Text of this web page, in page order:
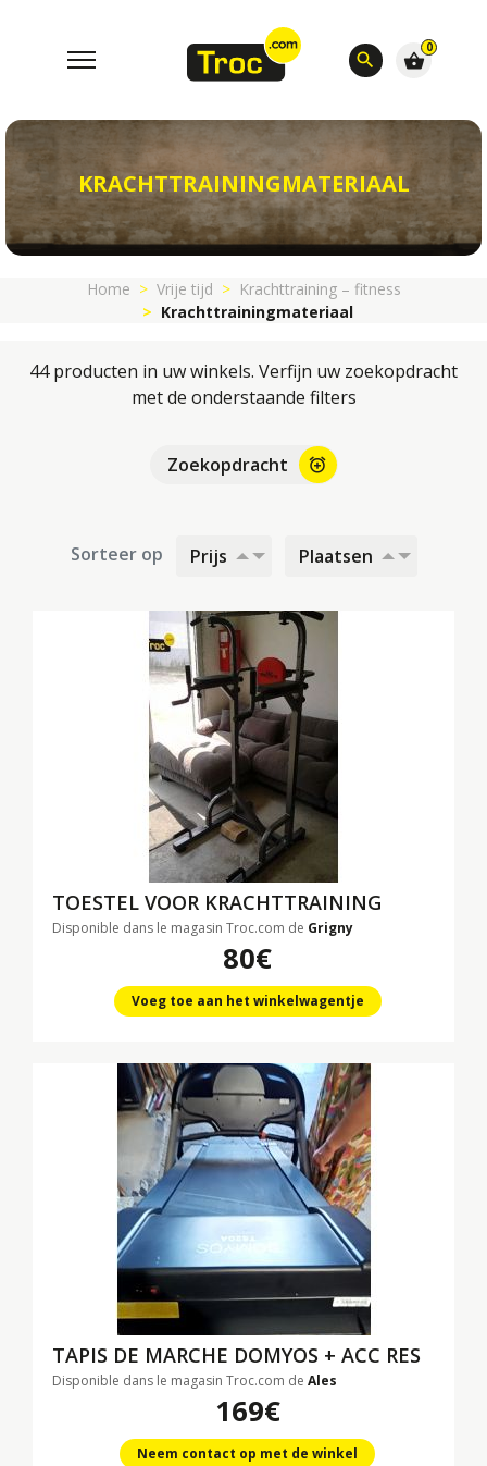
search
0
shopping_basket
KRACHTTRAININGMATERIAAL
Home Vrije tijd
Krachttraining – fitness
Krachttrainingmateriaal
44 producten in uw winkels. Verfijn uw zoekopdracht
met de onderstaande filters
Zoekopdracht alarm_add
Sorteer op Prijs Plaatsen
TOESTEL VOOR KRACHTTRAINING
Disponible dans le magasin Troc.com de Grigny
80€
Voeg toe aan het winkelwagentje
TAPIS DE MARCHE DOMYOS + ACC RES
Disponible dans le magasin Troc.com de Ales
169€
Neem contact op met de winkel